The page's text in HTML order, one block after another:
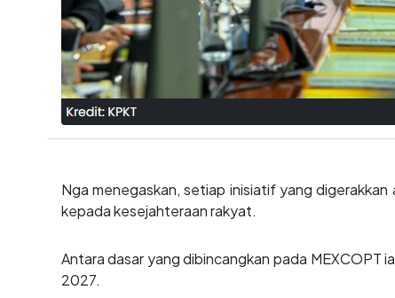
Nga menegaskan, setiap inisiatif yang
kepada kesejahteraan rakyat.
Antara dasar yang dibincangkan pada MEXCOPT
2027.